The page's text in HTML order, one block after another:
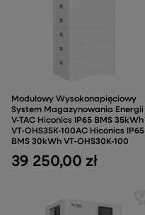
Modułowy Wysokonapięciowy
System Magazynowania Energii
V-TAC Hiconics IP65 BMS 35kWh
VT-OHS35K-100AC Hiconics IP65
BMS 30kWh VT-OHS30K-100
39 250,00 zł